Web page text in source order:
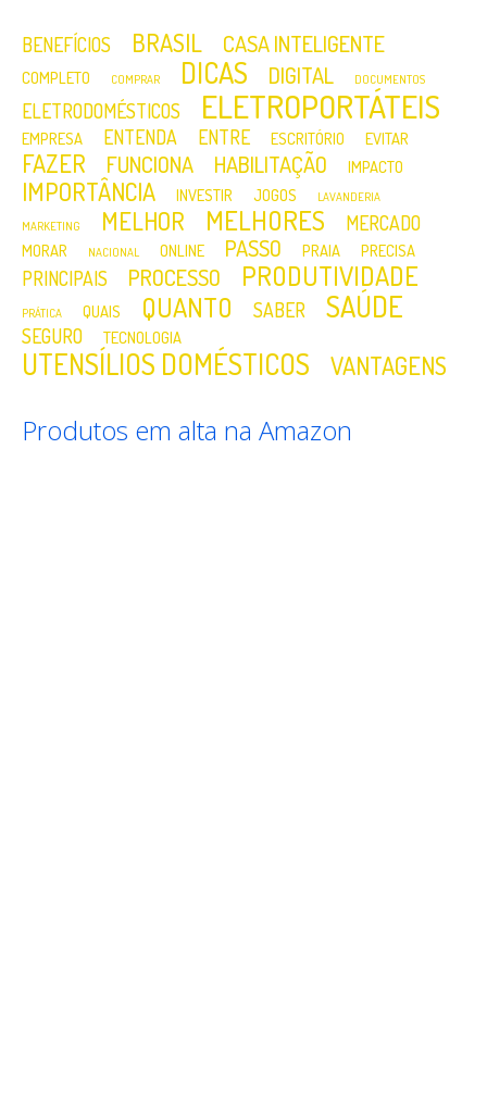
BENEFÍCIOS BRASIL CASA INTELIGENTE
COMPLETO COMPRAR DICAS DIGITAL DOCUMENTOS
ELETRODOMÉSTICOS ELETROPORTÁTEIS
EMPRESA ENTENDA ENTRE ESCRITÓRIO EVITAR
FAZER FUNCIONA HABILITAÇÃO IMPACTO
IMPORTÂNCIA INVESTIR JOGOS
LAVANDERIA
MARKETING
MELHOR MELHORES MERCADO
MORAR NACIONAL ONLINE PASSO PRAIA PRECISA
PRINCIPAIS PROCESSO PRODUTIVIDADE
PRÁTICA QUAIS QUANTO SABER SAÚDE
SEGURO TECNOLOGIA
UTENSÍLIOS DOMÉSTICOS VANTAGENS
Produtos em alta na Amazon